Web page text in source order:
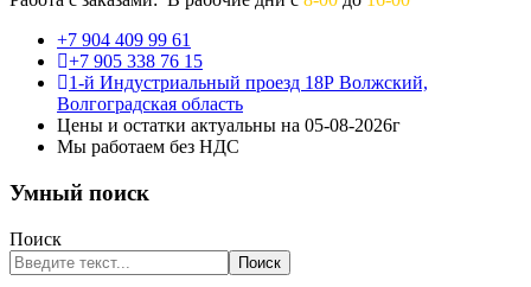
+7 904 409 99 61
+7 905 338 76 15
1-й Индустриальный проезд 18Р Волжский,
Волгоградская область
Цены и остатки актуальны на 05-08-2026г
Мы работаем без НДС
Умный поиск
Поиск
Поиск